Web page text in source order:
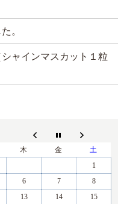
。
ャインマスカット１粒
木 金
土
1
6 7
8
13 14
15